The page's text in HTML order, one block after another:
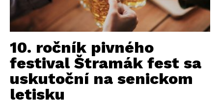
10. ročník pivného
festival Štramák fest sa
uskutoční na senickom
letisku